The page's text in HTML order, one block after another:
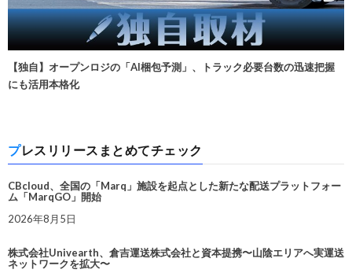
【独自】オープンロジの「AI梱包予測」、トラック必要台数の迅速把握
にも活用本格化
プレスリリースまとめてチェック
CBcloud、全国の「Marq」施設を起点とした新たな配送プラットフォー
ム「MarqGO」開始
2026年8月5日
株式会社Univearth、倉吉運送株式会社と資本提携〜山陰エリアへ実運送
ネットワークを拡大〜